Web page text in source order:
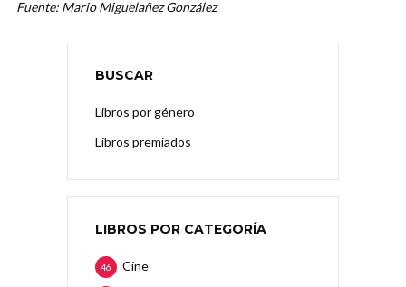
Fuente: Mario Miguelañez González
BUSCAR
Libros por género
Libros premiados
LIBROS POR CATEGORÍA
Cine
46